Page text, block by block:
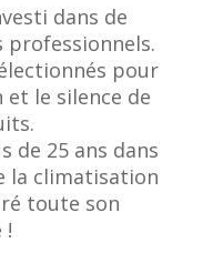
dans de
professionnels.
pour
le silence de
de 25 ans dans
la climatisation
toute son
!